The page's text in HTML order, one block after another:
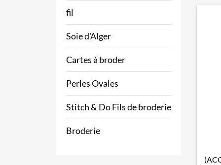
fil
Soie d'Alger
Cartes à broder
Perles Ovales
Stitch & Do Fils de broderie
Broderie